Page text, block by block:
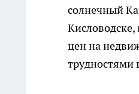
солнечный
цен на
трудностями